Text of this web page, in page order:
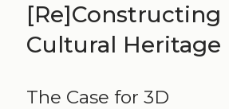
[Re]Constructing
Cultural Heritage
The Case for 3D